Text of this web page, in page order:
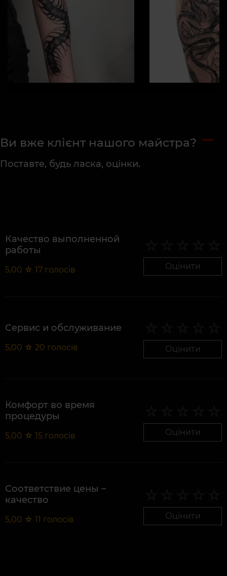
Ви вже клієнт нашого майстра?
Поставте, будь ласка, оцінки.
Качество выполненной
работы
5,00 ☆ 17 голосів Оцінити
Сервис и обслуживание
5,00 ☆ 20 голосів Оцінити
Комфорт во время
процедуры
5,00 ☆ 15 голосів Оцінити
Соответствие цены –
качество
5,00 ☆ 11 голосів Оцінити